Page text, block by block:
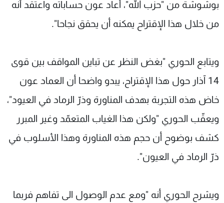
بوشوشة من "حزب الله"، أعاد عون حساباته واعتقد أنه
من خلال هذا الإقتراح يمكنه أن يحقق نجاحا".
ويتابع الحوري "بغض النظر عن تباين المواقف بين قوى
14 آذار حول هذا الإقتراح، يبدو واضحا أن العماد عون
خاض هذه التجربة بهدف المناورة وذرّ الرماد في العيود"،
ويعقّب الحوري "ولكن هذا الغياب المتعمّد وغير المبرر
كشف بوضوح أن حجم هذه المناورة وهذا الأسلوب في
ذرّ الرماد في العيون".
ويشرح الحوري أنه "ومع عدم الوصول الى تفاهم فربما